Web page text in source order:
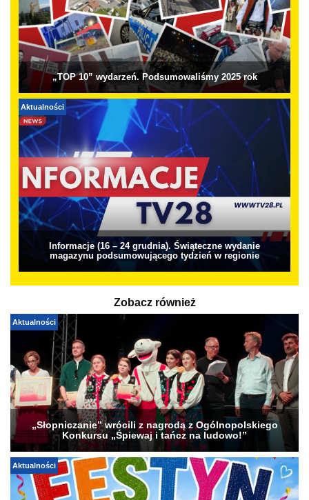
„TOP 10” wydarzeń. Podsumowaliśmy 2025 rok
Aktualności
Informacje (16 – 24 grudnia). Świąteczne wydanie
magazynu podsumowującego tydzień w regionie
Zobacz również
Aktualności
„Słopniczanie” wrócili z nagrodą z Ogólnopolskiego
Konkursu „Śpiewaj i tańcz na ludowo!”
Aktualności